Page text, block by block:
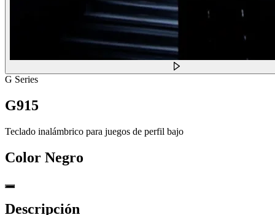
G Series
G915
Teclado inalámbrico para juegos de perfil bajo
Color Negro
Descripción